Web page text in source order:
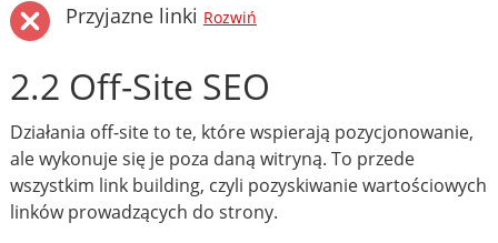
Przyjazne linki Rozwiń
2.2 Off-Site SEO
Działania off-site to te, które wspierają pozycjonowanie,
ale wykonuje się je poza daną witryną. To przede
wszystkim link building, czyli pozyskiwanie wartościowych
linków prowadzących do strony.